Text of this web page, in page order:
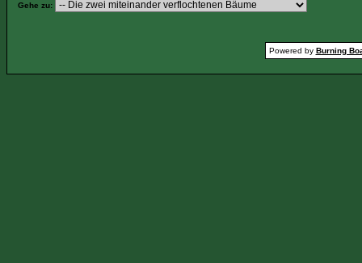
Gehe zu:
Powered by Burning